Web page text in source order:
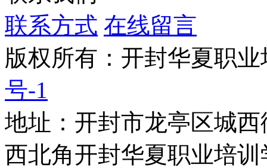
联系方式 在线留言
版权所有：开封华夏
号-1
地址：开封市龙亭区城
西北角开封华夏职业培